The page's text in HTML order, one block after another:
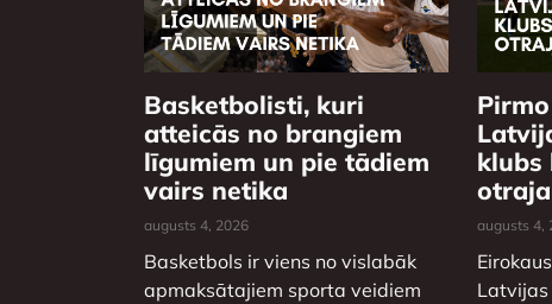
Basketbolisti, kuri
atteicās no brangiem
līgumiem un pie tādiem
vairs netika
augusts 4, 2026
Basketbols ir viens no vislabāk
apmaksātajiem sporta veidiem
klubs
augusts 4,
Latvijas